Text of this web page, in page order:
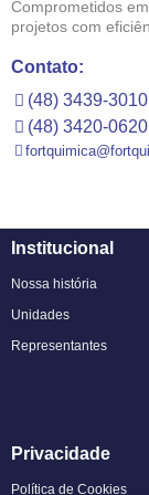
Comprometidos
projetos com
Contato:
(48) 3439-3010
(48) 3420-0620
Institucional
Nossa história
Unidades
Representantes
Privacidade
Política de Cookies